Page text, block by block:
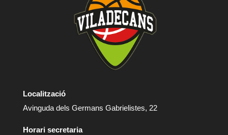
Localització
Avinguda dels Germans Gabrielistes, 22
Horari secretaria